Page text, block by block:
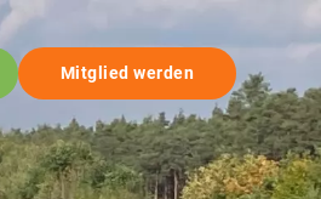
Mitglied werden